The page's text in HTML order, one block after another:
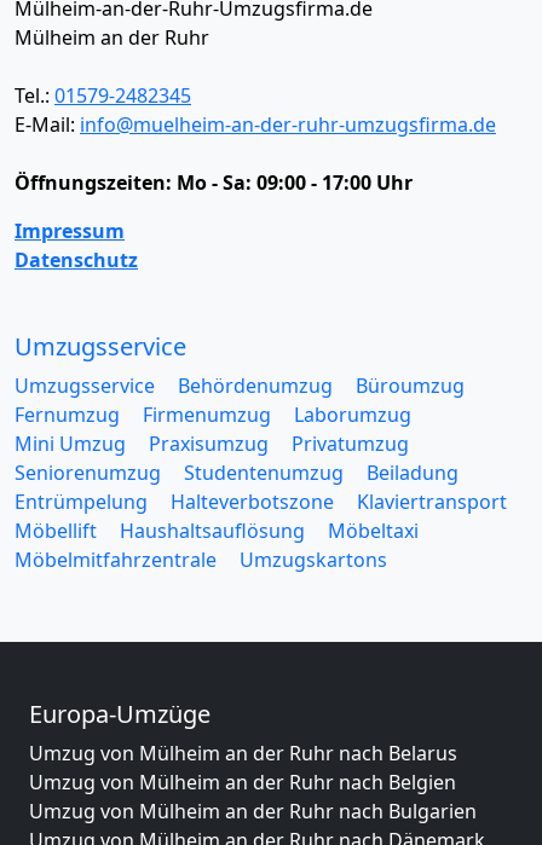
Mülheim-an-der-Ruhr-Umzugsfirma.de
Mülheim an der Ruhr
Tel.: 01579-2482345
E-Mail: info@muelheim-an-der-ruhr-umzugsfirma.de
Öffnungszeiten: Mo - Sa: 09:00 - 17:00 Uhr
Impressum
Datenschutz
Umzugsservice
Umzugsservice Behördenumzug
Büroumzug
Fernumzug
Firmenumzug
Laborumzug
Mini Umzug
Praxisumzug
Privatumzug
Seniorenumzug
Studentenumzug
Beiladung
Entrümpelung
Halteverbotszone
Klaviertransport
Möbellift
Haushaltsauflösung
Möbeltaxi
Möbelmitfahrzentrale
Umzugskartons
Europa-Umzüge
Umzug von Mülheim an der Ruhr nach Belarus
Umzug von Mülheim an der Ruhr nach Belgien
Umzug von Mülheim an der Ruhr nach Bulgarien
Umzug von Mülheim an der Ruhr nach Dänemark